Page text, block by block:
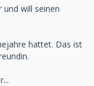
und will seinen
hattet. Das ist